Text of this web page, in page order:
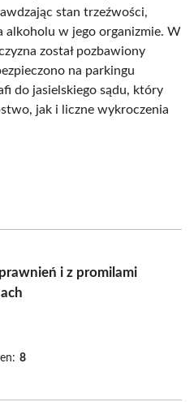
stan trzeźwości,
alkoholu w jego organizmie. W
został pozbawiony
na parkingu
do jasielskiego sądu, który
jak i liczne wykroczenia
i z promilami
8